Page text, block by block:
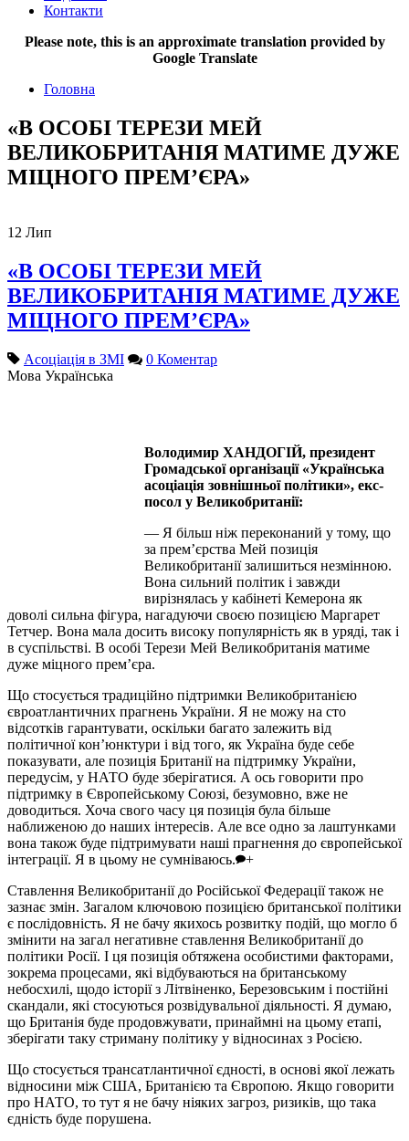
Контакти
Please note, this is an approximate translation provided by
Google Translate
Головна
«В ОСОБІ ТЕРЕЗИ МЕЙ
ВЕЛИКОБРИТАНІЯ МАТИМЕ ДУЖЕ
МІЦНОГО ПРЕМ’ЄРА»
12 Лип
«В ОСОБІ ТЕРЕЗИ МЕЙ
ВЕЛИКОБРИТАНІЯ МАТИМЕ ДУЖЕ
МІЦНОГО ПРЕМ’ЄРА»
Асоціація в ЗМІ
0 Коментар
Мова Українська
Володимир ХАНДОГIЙ, президент
Громадської організації «Українська
асоціація зовнішньої політики», екс-
посол у Великобританії:
— Я більш ніж переконаний у тому, що
за прем’єрства Мей позиція
Великобританії залишиться незмінною.
Вона сильний політик і завжди
вирізнялась у кабінеті Кемерона як
доволі сильна фігура, нагадуючи своєю позицією Маргарет
Тетчер. Вона мала досить високу популярність як в уряді, так і
в суспільстві. В особі Терези Мей Великобританія матиме
дуже міцного прем’єра.
Що стосується традиційно підтримки Великобританією
євроатлантичних прагнень України. Я не можу на сто
відсотків гарантувати, оскільки багато залежить від
політичної кон’юнктури і від того, як Україна буде себе
показувати, але позиція Британії на підтримку України,
передусім, у НАТО буде зберігатися. А ось говорити про
підтримку в Європейському Союзі, безумовно, вже не
доводиться. Хоча свого часу ця позиція була більше
наближеною до наших інтересів. Але все одно за лаштунками
вона також буде підтримувати наші прагнення до європейської
інтеграції. Я в цьому не сумніваюсь.
+
Ставлення Великобританії до Російської Федерації також не
зазнає змін. Загалом ключовою позицією британської політики
є послідовність. Я не бачу якихось розвитку подій, що могло б
змінити на загал негативне ставлення Великобританії до
політики Росії. І ця позиція обтяжена особистими факторами,
зокрема процесами, які відбуваються на британському
небосхилі, щодо історії з Літвіненко, Березовським і постійні
скандали, які стосуються розвідувальної діяльності. Я думаю,
що Британія буде продовжувати, принаймні на цьому етапі,
зберігати таку стриману політику у відносинах з Росією.
Що стосується трансатлантичної єдності, в основі якої лежать
відносини між США, Британією та Європою. Якщо говорити
про НАТО, то тут я не бачу ніяких загроз, ризиків, що така
єдність буде порушена.